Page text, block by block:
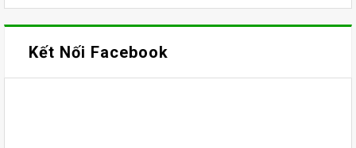
Kết Nối Facebook